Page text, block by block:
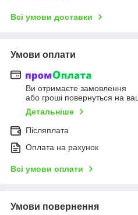
Всі умови доставки
Умови оплати
Ви отримаєте замовлення
або гроші повернуться на
Детальніше
Післяплата
Оплата на рахунок
Всі умови оплати
Умови повернення